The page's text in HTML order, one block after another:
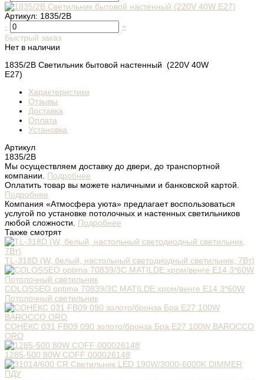
Артикул: 1835/2B
-
+
Быстрый заказ
Нет в наличии
1835/2B Светильник бытовой настенный (220V 40W
E27)
Характеристики
Отзывы
Доставка
Оплата
Установка
Артикул
1835/2B
Мы осуществляем доставку до двери, до транспортной
компании. Подробнее
Оплатить товар вы можете наличными и банковской картой.
Подробнее
Компания «Атмосфера уюта» предлагает воспользоваться
услугой по установке потолочных и настенных светильников
любой сложности. Подробнее
Также смотрят
TL-318D (W, белый, настольный светодиодный светильник, 7Вт)
COLOSSEO optima 70839/3C MATILDE хром/венге E14 3*60W
Потолочный светильник
СОНЕКС 031 FB09 090 золото/бронза Бра Е27 100W BAROCCO
ORO
1285-500 80W COFF 000026148